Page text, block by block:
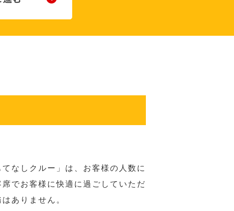
なしクルー」は、お客様の人数に
でお客様に快適に過ごしていただ
ありません。